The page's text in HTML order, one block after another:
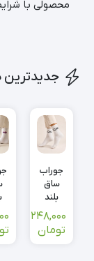
محصولی با
جدیدترین
جوراب
ساق
بلند
Home
یونیسکس
248,000
تومان